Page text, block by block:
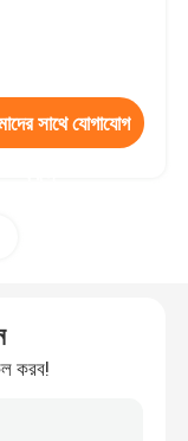
সাথে যোগাযোগ
করব!